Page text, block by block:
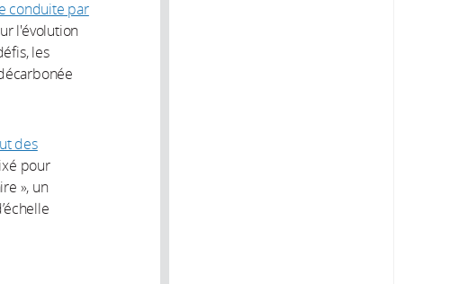
conduite par
l'évolution
les
des
pour
», un